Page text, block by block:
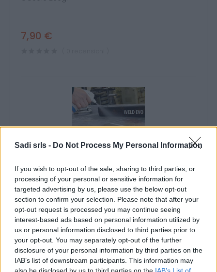
Sadi srls - Do Not Process My Personal Information
If you wish to opt-out of the sale, sharing to third parties, or
processing of your personal or sensitive information for
targeted advertising by us, please use the below opt-out
section to confirm your selection. Please note that after your
opt-out request is processed you may continue seeing
interest-based ads based on personal information utilized by
us or personal information disclosed to third parties prior to
your opt-out. You may separately opt-out of the further
disclosure of your personal information by third parties on the
IAB’s list of downstream participants. This information may
7,90 €
Prodotti chimici > Bombolette spray
Liquido anti adesivo per saldatura per
Liquido anti adesivo per saldatura per saldatura
Globe GC0020
5,90 €
( 0 recensioni )